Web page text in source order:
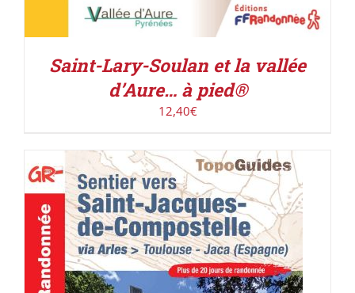
Saint-Lary-Soulan et la vallée
d’Aure… à pied®
12,40€